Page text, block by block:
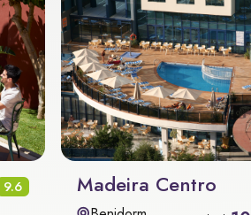
9.6 Madeira Centro